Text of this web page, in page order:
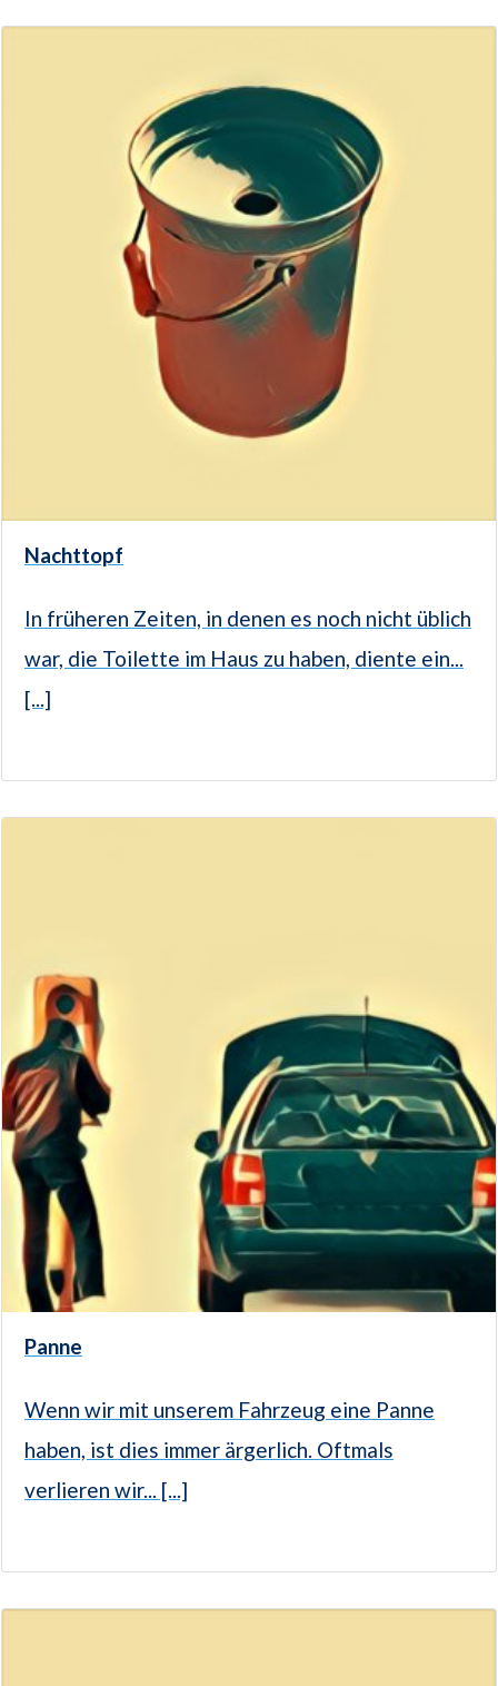
Nachttopf
In früheren Zeiten, in denen es noch nicht üblich
war, die Toilette im Haus zu haben, diente ein...
[...]
Panne
Wenn wir mit unserem Fahrzeug eine Panne
haben, ist dies immer ärgerlich. Oftmals
verlieren wir... [...]